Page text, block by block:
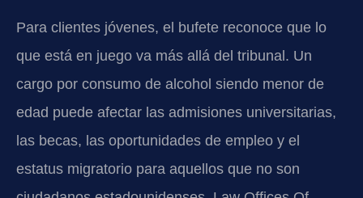
Para clientes jóvenes, el bufete reconoce que lo
que está en juego va más allá del tribunal. Un
cargo por consumo de alcohol siendo menor de
edad puede afectar las admisiones universitarias,
las becas, las oportunidades de empleo y el
estatus migratorio para aquellos que no son